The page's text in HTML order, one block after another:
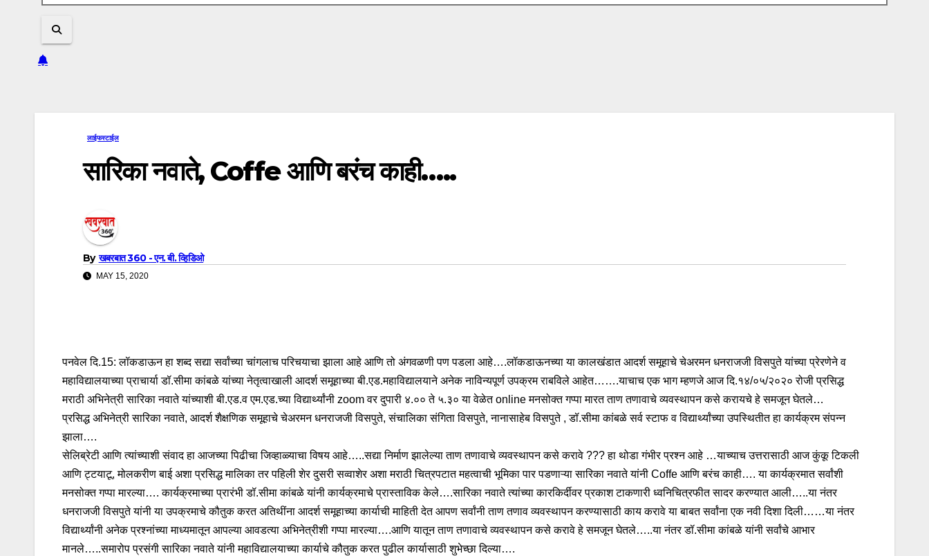
लाईफस्टाईल
सारिका नवाते, Coffe आणि बरंच काही…..
By खबरबात 360 - एन. बी. व्हिडिओ
MAY 15, 2020
पनवेल दि.15: लॉकडाऊन हा शब्द सद्या सर्वांच्या चांगलाच परिचयाचा झाला आहे आणि तो अंगवळणी पण पडला आहे….लॉकडाऊनच्या या कालखंडात आदर्श समूहाचे चेअरमन धनराजजी विसपुते यांच्या प्रेरणेने व
महाविद्यालयाच्या प्राचार्या डॉ.सीमा कांबळे यांच्या नेतृत्वाखाली आदर्श समूहाच्या बी.एड.महाविद्यालयाने अनेक नाविन्यपूर्ण उपक्रम राबविले आहेत…….याचाच एक भाग म्हणजे आज दि.१४/०५/२०२० रोजी प्रसिद्ध
मराठी अभिनेत्री सारिका नवाते यांच्याशी बी.एड.व एम.एड.च्या विद्यार्थ्यांनी zoom वर दुपारी ४.०० ते ५.३० या वेळेत online मनसोक्त गप्पा मारत ताण तणावाचे व्यवस्थापन कसे करायचे हे समजून घेतले…
प्रसिद्ध अभिनेत्री सारिका नवाते, आदर्श शैक्षणिक समूहाचे चेअरमन धनराजजी विसपुते, संचालिका संगिता विसपुते, नानासाहेब विसपुते , डॉ.सीमा कांबळे सर्व स्टाफ व विद्यार्थ्यांच्या उपस्थितीत हा कार्यक्रम संपन्न
झाला….
सेलिब्रेटी आणि त्यांच्याशी संवाद हा आजच्या पिढीचा जिव्हाळ्याचा विषय आहे…..सद्या निर्माण झालेल्या ताण तणावाचे व्यवस्थापन कसे करावे ??? हा थोडा गंभीर प्रश्न आहे …याच्याच उत्तरासाठी आज कुंकू टिकली
आणि ट्टयाटू, मोलकरीण बाई अशा प्रसिद्ध मालिका तर पहिली शेर दुसरी सव्वाशेर अशा मराठी चित्रपटात महत्वाची भूमिका पार पडणाऱ्या सारिका नवाते यांनी Coffe आणि बरंच काही…. या कार्यक्रमात सर्वांशी
मनसोक्त गप्पा मारल्या…. कार्यक्रमाच्या प्रारंभी डॉ.सीमा कांबळे यांनी कार्यक्रमाचे प्रास्ताविक केले….सारिका नवाते त्यांच्या कारकिर्दीवर प्रकाश टाकणारी ध्वनिचित्रफीत सादर करण्यात आली…..या नंतर
धनराजजी विसपुते यांनी या उपक्रमाचे कौतुक करत अतिथींना आदर्श समूहाच्या कार्याची माहिती देत आपण सर्वांनी ताण तणाव व्यवस्थापन करण्यासाठी काय करावे या बाबत सर्वांना एक नवी दिशा दिली……या नंतर
विद्यार्थ्यांनी अनेक प्रश्नांच्या माध्यमातून आपल्या आवडत्या अभिनेत्रीशी गप्पा मारल्या….आणि यातून ताण तणावाचे व्यवस्थापन कसे करावे हे समजून घेतले…..या नंतर डॉ.सीमा कांबळे यांनी सर्वांचे आभार
मानले…..समारोप प्रसंगी सारिका नवाते यांनी महाविद्यालयाच्या कार्याचे कौतुक करत पुढील कार्यासाठी शुभेच्छा दिल्या….